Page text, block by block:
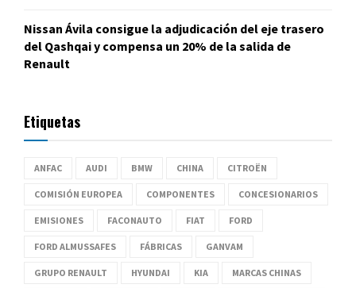
Nissan Ávila consigue la adjudicación del eje trasero
del Qashqai y compensa un 20% de la salida de
Renault
Etiquetas
ANFAC AUDI BMW CHINA CITROËN
COMISIÓN EUROPEA COMPONENTES CONCESIONARIOS
EMISIONES FACONAUTO FIAT FORD
FORD ALMUSSAFES FÁBRICAS GANVAM
GRUPO RENAULT HYUNDAI KIA MARCAS CHINAS